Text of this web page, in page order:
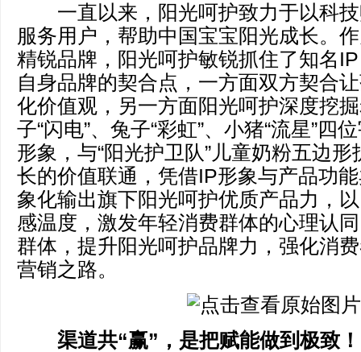
一直以来，阳光呵护致力于以科技
服务用户，帮助中国宝宝阳光成长。
精锐品牌，阳光呵护敏锐抓住了知名
自身品牌的契合点，一方面双方契合
化价值观，另一方面阳光呵护深度挖掘
子“闪电”、兔子“彩虹”、小猪“流星”四
形象，与“阳光护卫队”儿童奶粉五边
长的价值联通，凭借IP形象与产品功
象化输出旗下阳光呵护优质产品力，
感温度，激发年轻消费群体的心理认
群体，提升阳光呵护品牌力，强化消
营销之路。
渠道共“赢”，是把赋能做到极致！